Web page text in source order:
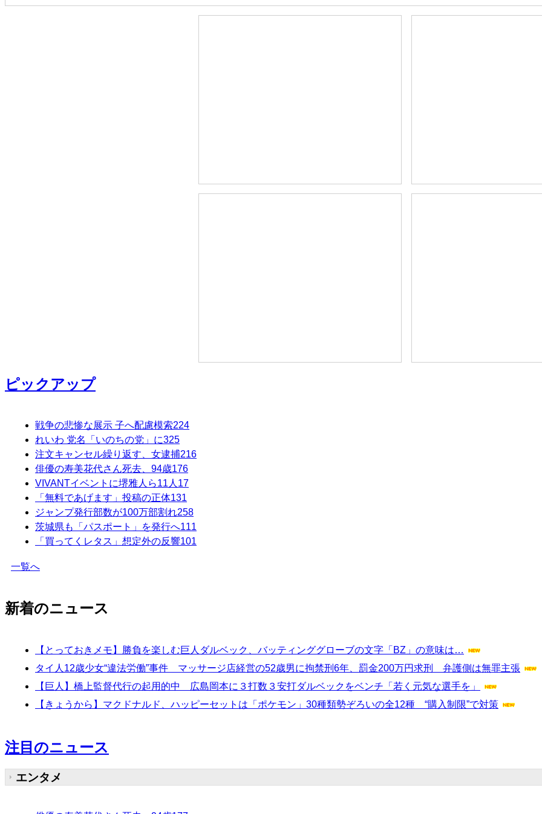
ピックアップ
戦争の悲惨な展示 子へ配慮模索224
れいわ 党名「いのちの党」に325
注文キャンセル繰り返す、女逮捕216
俳優の寿美花代さん死去、94歳176
VIVANTイベントに堺雅人ら11人 17
「無料であげます」投稿の正体131
ジャンプ発行部数が100万部割れ258
茨城県も「パスポート」を発行へ111
「買ってくレタス」想定外の反響101
一覧へ
新着のニュース
【とっておきメモ】勝負を楽しむ巨人ダルベック、バッティンググローブの文字「BZ」の意味は…
タイ人12歳少女“違法労働”事件 マッサージ店経営の52歳男に拘禁刑6年、罰金200万円求刑 弁護側は無罪主張
【巨人】橋上監督代行の起用的中 広島岡本に３打数３安打ダルベックをベンチ「若く元気な選手を」
【きょうから】マクドナルド、ハッピーセットは「ポケモン」30種類勢ぞろいの全12種 “購入制限”で対策
注目のニュース
エンタメ